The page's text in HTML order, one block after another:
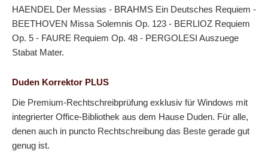
HAENDEL Der Messias - BRAHMS Ein Deutsches Requiem -
BEETHOVEN Missa Solemnis Op. 123 - BERLIOZ Requiem
Op. 5 - FAURE Requiem Op. 48 - PERGOLESI Auszuege
Stabat Mater.
Duden Korrektor PLUS
Die Premium-Rechtschreibprüfung exklusiv für Windows mit
integrierter Office-Bibliothek aus dem Hause Duden. Für alle,
denen auch in puncto Rechtschreibung das Beste gerade gut
genug ist.